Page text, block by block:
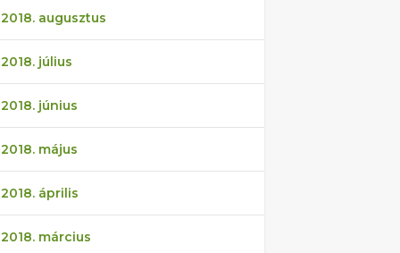
2018. augusztus
2018. július
2018. június
2018. május
2018. április
2018. március